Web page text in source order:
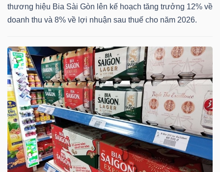
thương hiệu Bia Sài Gòn lên kế hoạch tăng trưởng 12% về
doanh thu và 8% về lợi nhuận sau thuế cho năm 2026.
TÀI
CHÍNH
CÔNG
NGHỆ
THÔNG
TIN